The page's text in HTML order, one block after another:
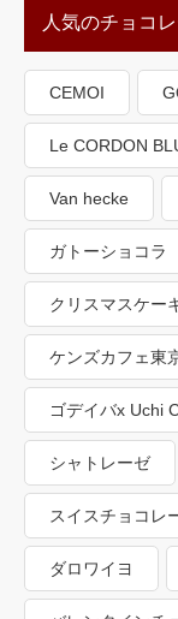
人気のチョコ
CEMOI
Le CORDON
Van hecke
ガトーショコラ
クリスマスケー
ケンズカフェ東
ゴデイバx Uchi
シャトレーゼ
スイスチョコレ
ダロワイヨ